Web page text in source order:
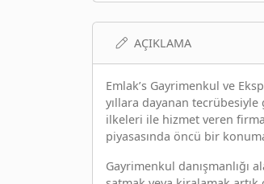
AÇIKLAMA
Emlak’s Gayrimenkul ve
yıllara dayanan
ilkeleri ile hizmet veren
piyasasında öncü bir
Gayrimenkul danışmanlığı